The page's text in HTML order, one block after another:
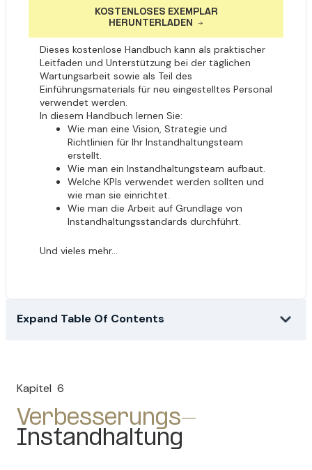
Kapitel 6
Verbesserungs-
Instandhaltung
KOSTENLOSES EXEMPLAR
HERUNTERLADEN
Dieses kostenlose Handbuch kann als praktischer
Leitfaden und Unterstützung bei der täglichen
Wartungsarbeit sowie als Teil des
Einführungsmaterials für neu eingestelltes Personal
verwendet werden.
In diesem Handbuch lernen Sie:
Wie man eine Vision, Strategie und
Richtlinien für Ihr Instandhaltungsteam
erstellt.
Wie man ein Instandhaltungsteam aufbaut.
Welche KPIs verwendet werden sollten und
wie man sie einrichtet.
Wie man die Arbeit auf Grundlage von
Instandhaltungsstandards durchführt.
Und vieles mehr...
Expand Table Of Contents